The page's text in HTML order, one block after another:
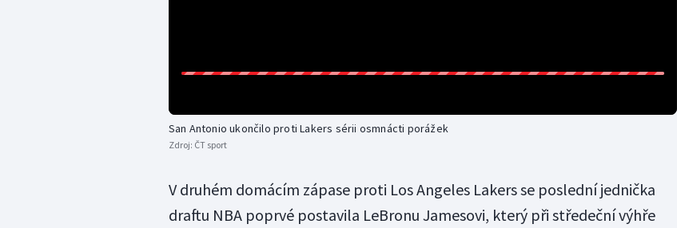
San Antonio ukončilo proti Lakers sérii osmnácti porážek
Zdroj: ČT sport
V druhém domácím zápase proti Los Angeles Lakers se poslední jednička
draftu NBA poprvé postavila LeBronu Jamesovi, který při středeční výhře